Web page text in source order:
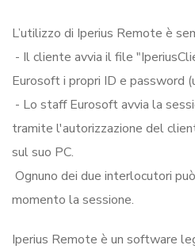
L’utilizzo di Iperius Remote è
- Il cliente avvia il file
Eurosoft i propri ID e password
- Lo staff Eurosoft avvia la
tramite l'autorizzazione del
sul suo PC.
Ognuno dei due interlocutori
momento la sessione.
Iperius Remote è un software